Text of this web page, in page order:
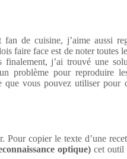
de cuisine, j’aime aussi
faire face est de noter toutes
finalement, j’ai trouvé une
problème pour reproduire
vous pouvez utiliser pour
Pour copier le texte d’une
optique) cet outil